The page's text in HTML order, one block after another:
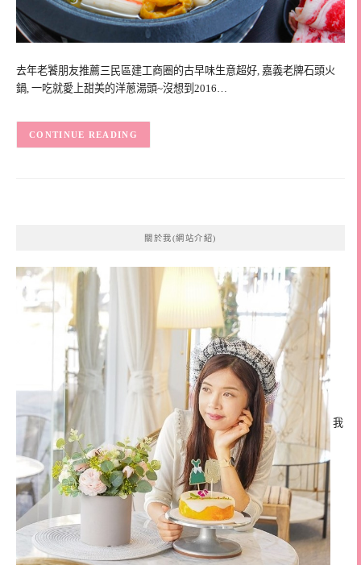
去年老饕朋友推薦三民區建工商圈的古早味生意超好, 嘉義老牌石頭火
鍋, 一吃就愛上甜美的洋蔥湯頭~沒想到2016…
CONTINUE READING
關於我(網站介紹)
我